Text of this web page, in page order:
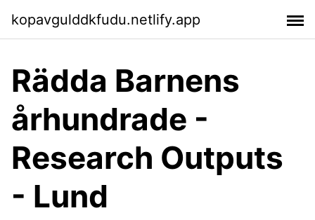
kopavgulddkfudu.netlify.app
Rädda Barnens
århundrade -
Research Outputs
- Lund